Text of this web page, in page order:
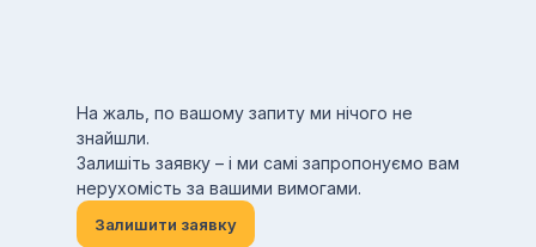
На жаль, по вашому запиту ми нічого не
знайшли.
Залишіть заявку – і ми самі запропонуємо вам
нерухомість за вашими вимогами.
Залишити заявку